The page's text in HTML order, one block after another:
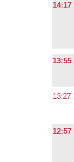
14:17
13:55
13:27
12:57